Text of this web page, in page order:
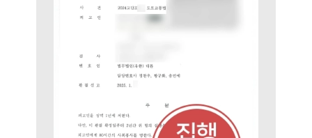
음주운전·교통사고전문변호사추천
소식/자료